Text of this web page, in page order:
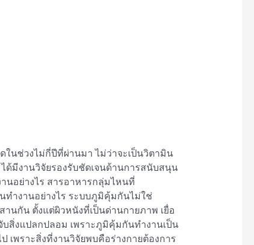
นช่วงไม่กี่ปีที่ผ่านมา ไม่ว่าจะเป็นวิตามิน
มีงานวิจัยรองรับชัดเจนด้านการสนับสนุน
อย่างไร สารอาหารกลุ่มไหนที่
ำงานอย่างไร ระบบภูมิคุ้มกันไม่ใช่
านกัน ตั้งแต่ผิวหนังที่เป็นด่านกายภาพ เยื่อ
บสิ่งแปลกปลอม เพราะภูมิคุ้มกันทำงานเป็น
เพราะสิ่งที่งานวิจัยพบคือร่างกายต้องการ